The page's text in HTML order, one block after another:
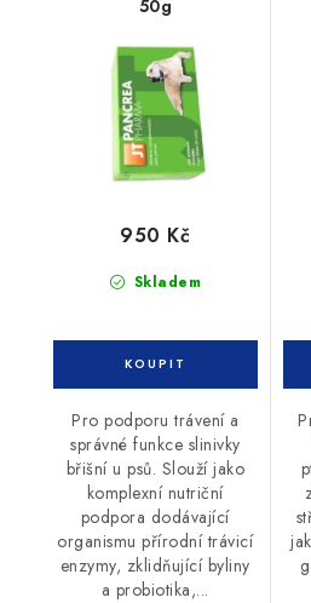
50g
Skladem
950 Kč
Pro podporu trávení a
správné funkce slinivky
břišní u psů. Slouží jako
komplexní nutriční
podpora dodávající
organismu přírodní trávicí
enzymy, zklidňující byliny
a probiotika,...